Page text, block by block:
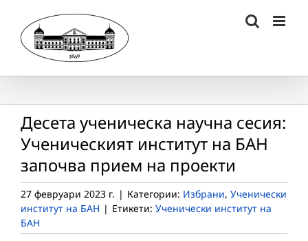
content
Десета ученическа научна сесия:
Ученическият институт на БАН
започва прием на проекти
27 февруари 2023 г. | Категории: Избрани, Ученически
институт на БАН | Етикети: Ученически институт на
БАН